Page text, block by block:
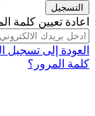
التسجيل
اعادة تعيين كلمة
العودة إلى تسجيل
كلمة المرور؟